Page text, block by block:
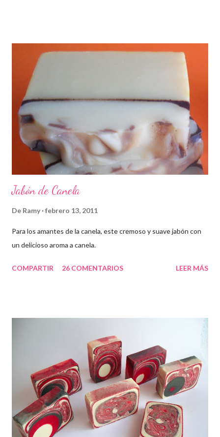
Jabón de Canela
De Ramy febrero 13, 2011
Para los amantes de la canela, este cremoso y suave jabón con
un delicioso aroma a canela.
COMPARTIR 26 COMENTARIOS LEER MÁS